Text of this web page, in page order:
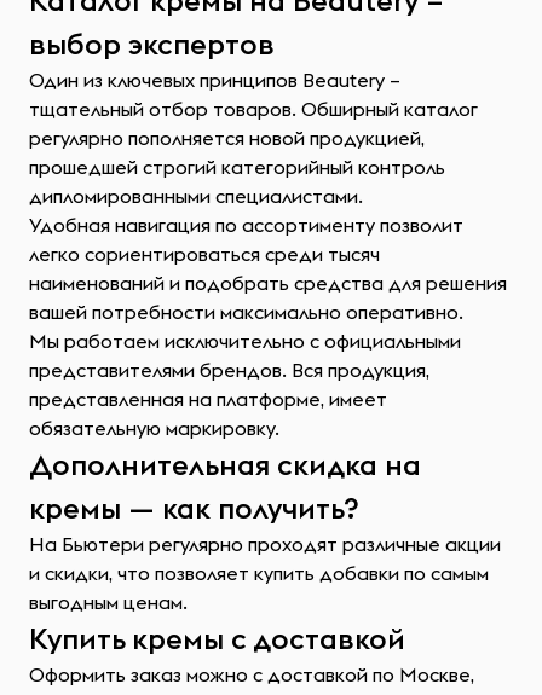
выбор экспертов
Один из ключевых принципов Beautery –
тщательный отбор товаров. Обширный каталог
регулярно пополняется новой продукцией,
прошедшей строгий категорийный контроль
дипломированными специалистами.
Удобная навигация по ассортименту позволит
легко сориентироваться среди тысяч
наименований и подобрать средства для решения
вашей потребности максимально оперативно.
Мы работаем исключительно с официальными
представителями брендов. Вся продукция,
представленная на платформе, имеет
обязательную маркировку.
Дополнительная скидка на
кремы — как получить?
На Бьютери регулярно проходят различные акции
и скидки, что позволяет купить добавки по самым
выгодным ценам.
Купить кремы с доставкой
Оформить заказ можно с доставкой по Москве,